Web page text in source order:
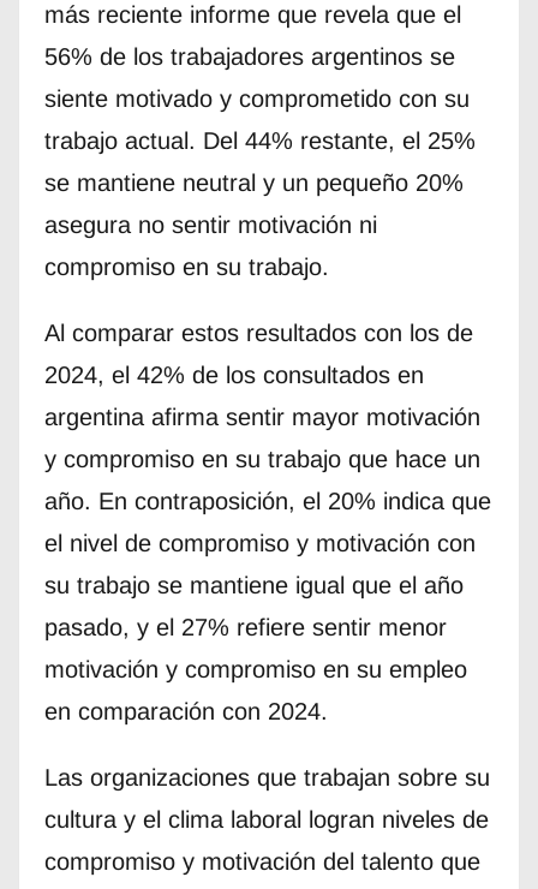
más reciente informe que revela que el
56% de los trabajadores argentinos se
siente motivado y comprometido con su
trabajo actual. Del 44% restante, el 25%
se mantiene neutral y un pequeño 20%
asegura no sentir motivación ni
compromiso en su trabajo.
Al comparar estos resultados con los de
2024, el 42% de los consultados en
argentina afirma sentir mayor motivación
y compromiso en su trabajo que hace un
año. En contraposición, el 20% indica que
el nivel de compromiso y motivación con
su trabajo se mantiene igual que el año
pasado, y el 27% refiere sentir menor
motivación y compromiso en su empleo
en comparación con 2024.
Las organizaciones que trabajan sobre su
cultura y el clima laboral logran niveles de
compromiso y motivación del talento que